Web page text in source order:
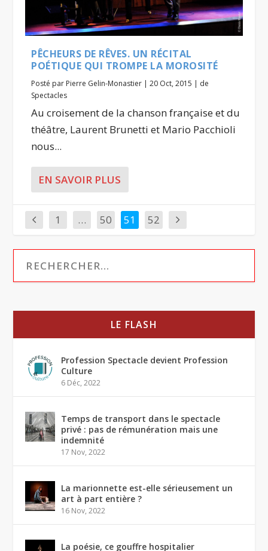
PÊCHEURS DE RÊVES. UN RÉCITAL
POÉTIQUE QUI TROMPE LA MOROSITÉ
Posté par Pierre Gelin-Monastier |20 Oct, 2015 | de
Spectacles
Au croisement de la chanson française et du
théâtre, Laurent Brunetti et Mario Pacchioli
nous...
EN SAVOIR PLUS
1 … 50 51 52
LE FLASH
Profession Spectacle devient Profession
Culture
6 Déc, 2022
Temps de transport dans le spectacle
privé : pas de rémunération mais une
indemnité
17 Nov, 2022
La marionnette est-elle sérieusement un
art à part entière ?
16 Nov, 2022
La poésie, ce gouffre hospitalier